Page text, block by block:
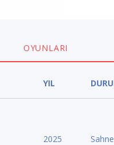
OYUNLARI
YIL
2025